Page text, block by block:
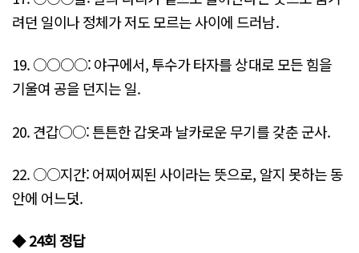
려던 일이나 정체가 저도 모르는 사이에 드러남.
19. ○○○○: 야구에서, 투수가 타자를 상대로 모든 힘을
기울여 공을 던지는 일.
20. 견갑○○: 튼튼한 갑옷과 날카로운 무기를 갖춘 군사.
22. ○○지간: 어찌어찌된 사이라는 뜻으로, 알지 못하는 동
안에 어느덧.
◆24회 정답